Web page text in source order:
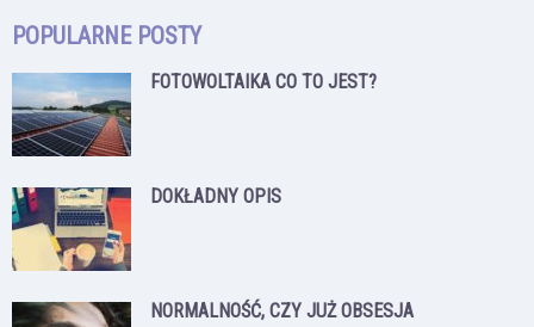
POPULARNE POSTY
FOTOWOLTAIKA CO TO JEST?
DOKŁADNY OPIS
NORMALNOŚĆ, CZY JUŻ OBSESJA